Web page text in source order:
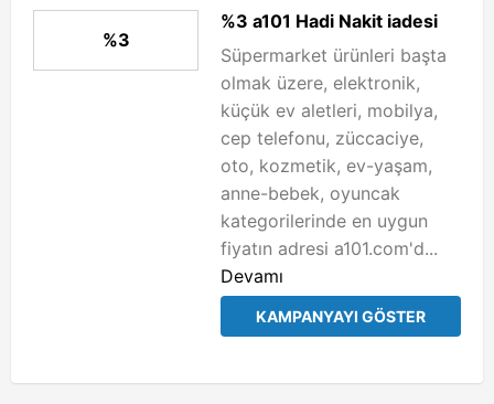
%3
%3 a101 Hadi Nakit iadesi
Süpermarket ürünleri başta
olmak üzere, elektronik,
küçük ev aletleri, mobilya,
cep telefonu, züccaciye,
oto, kozmetik, ev-yaşam,
anne-bebek, oyuncak
kategorilerinde en uygun
fiyatın adresi a101.com'd...
Devamı
KAMPANYAYI GÖSTER